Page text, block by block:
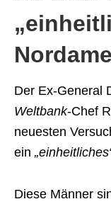
Der Ex-General
Weltbank-Chef
neuesten
ein
Diese Männer